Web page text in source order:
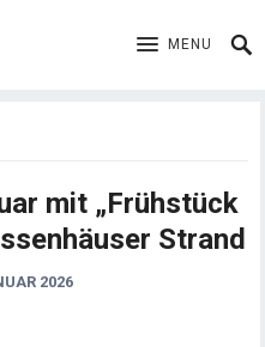
MENU
mit „Frühstück
Strand
2026